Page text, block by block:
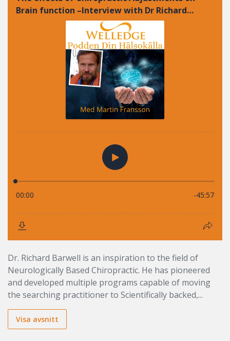
Dr. Richard Barwell is an inspiration to the field of
Neurologically Based Chiropractic. He has pioneered
and developed multiple programs capable of moving
the searching practitioner to Scientifically backed,...
Visa avsnitt